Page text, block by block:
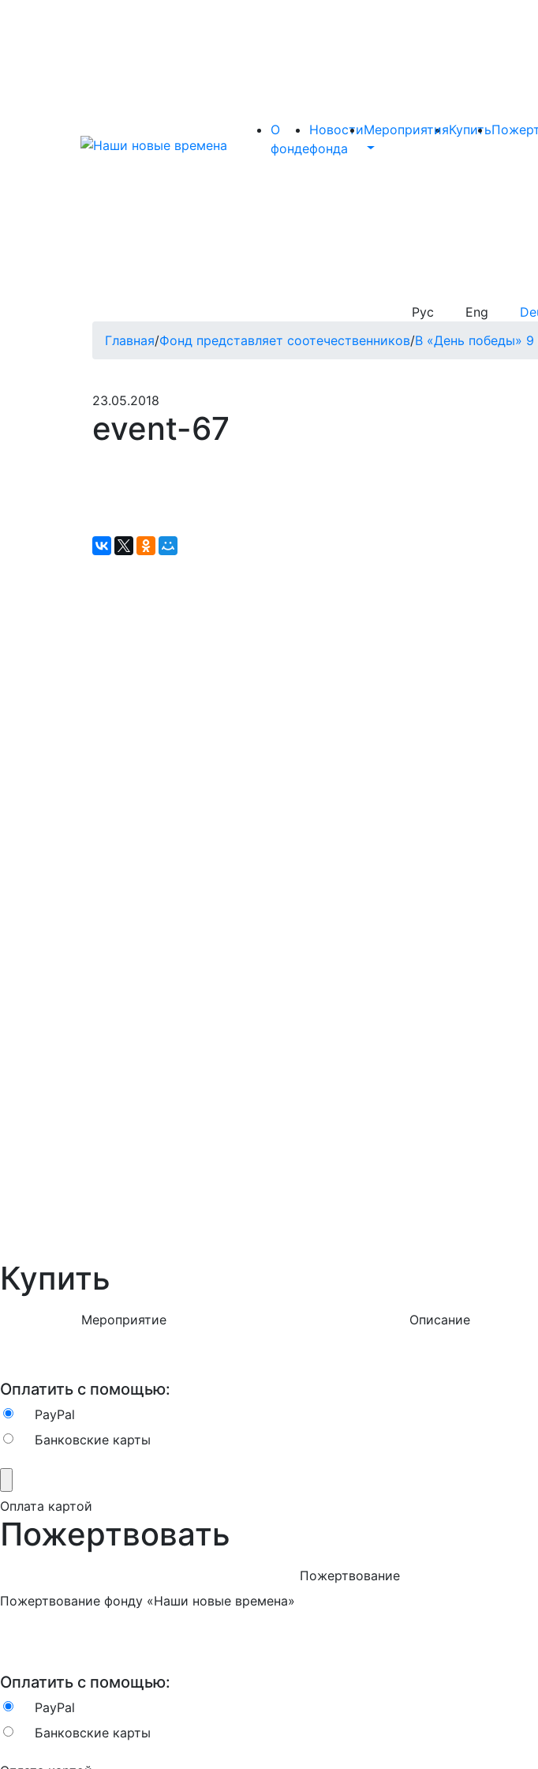
О
фонде
Новости
фонда
МероприятияКупить
Рус Eng
Главная/Фонд представляет соотечественников/В «День победы»
23.05.2018
event-67
Купить
Мероприятие Описание
Оплатить с помощью:
PayPal
Банковские карты
Оплата картой
Пожертвовать
Пожертвование
Пожертвование фонду «Наши новые времена»
Оплатить с помощью:
PayPal
Банковские карты